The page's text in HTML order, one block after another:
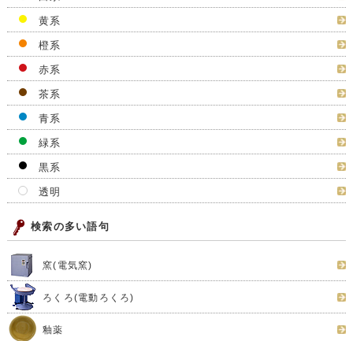
黄系
橙系
赤系
茶系
青系
緑系
黒系
透明
検索の多い語句
窯(電気窯)
ろくろ(電動ろくろ)
釉薬